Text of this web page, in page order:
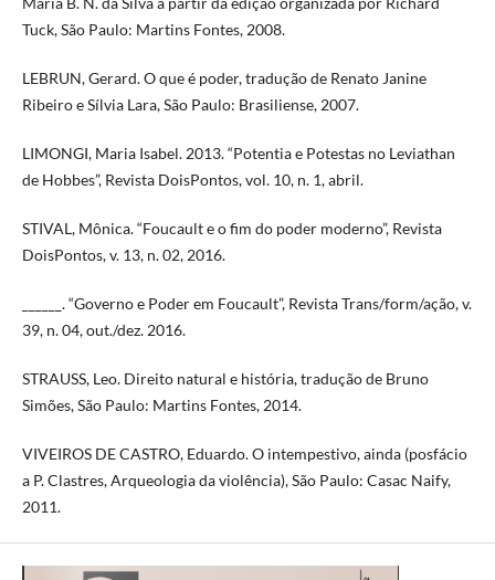
Tuck, São Paulo: Martins Fontes, 2008.
LEBRUN, Gerard. O que é poder, tradução de Renato Janine
Ribeiro e Sílvia Lara, São Paulo: Brasiliense, 2007.
LIMONGI, Maria Isabel. 2013. “Potentia e Potestas no Leviathan
de Hobbes”, Revista DoisPontos, vol. 10, n. 1, abril.
STIVAL, Mônica. “Foucault e o fim do poder moderno”, Revista
DoisPontos, v. 13, n. 02, 2016.
______. “Governo e Poder em Foucault”, Revista Trans/form/ação, v.
39, n. 04, out./dez. 2016.
STRAUSS, Leo. Direito natural e história, tradução de Bruno
Simões, São Paulo: Martins Fontes, 2014.
VIVEIROS DE CASTRO, Eduardo. O intempestivo, ainda (posfácio
a P. Clastres, Arqueologia da violência), São Paulo: Casac Naify,
2011.